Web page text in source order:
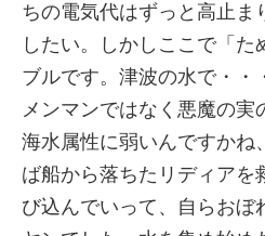
ちの電気代はずっと高止ま
したい。しかしここで「た
ブルです。津波の水で・・
メンマンではなく悪魔の実
海水属性に弱いんですかね
ば船から落ちたリディアを
び込んでいって、自らおぼ